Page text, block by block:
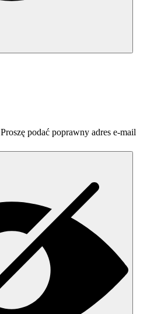
Proszę podać poprawny adres e-mail